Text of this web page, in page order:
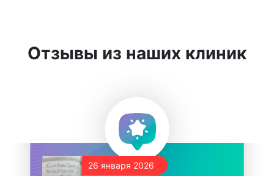
Отзывы из наших клиник
26 января 2026